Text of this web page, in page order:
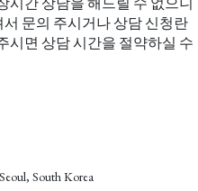
문의 주시거나 상담 신청란
시면 상담 시간을 절약하실 수
South Korea